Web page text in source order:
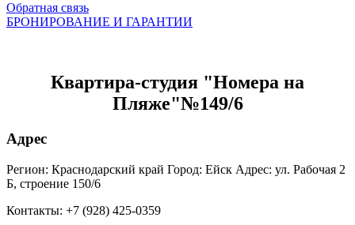
Обратная связь
БРОНИРОВАНИЕ И ГАРАНТИИ
Квартира-студия "Номера на
Пляже"№149/6
Адрес
Регион: Краснодарский край Город: Ейск Адрес: ул. Рабочая 2
Б, строение 150/6
Контакты: +7 (928) 425-0359